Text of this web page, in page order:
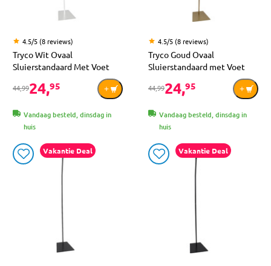
4.5/5 (8 reviews)
Tryco Wit Ovaal
Sluierstandaard Met Voet
44,9924,95
Vandaag besteld, dinsdag in
huis
4.5/5 (8 reviews)
Tryco Goud Ovaal
Sluierstandaard met Voet
44,9924,95
Vandaag besteld, dinsdag in
huis
Vakantie Deal Vakantie Deal